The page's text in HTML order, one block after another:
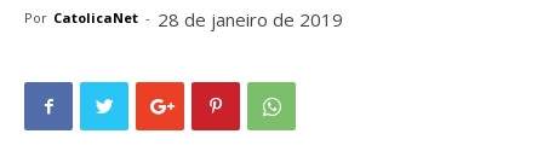
Por CatolicaNet - 28 de janeiro de 2019